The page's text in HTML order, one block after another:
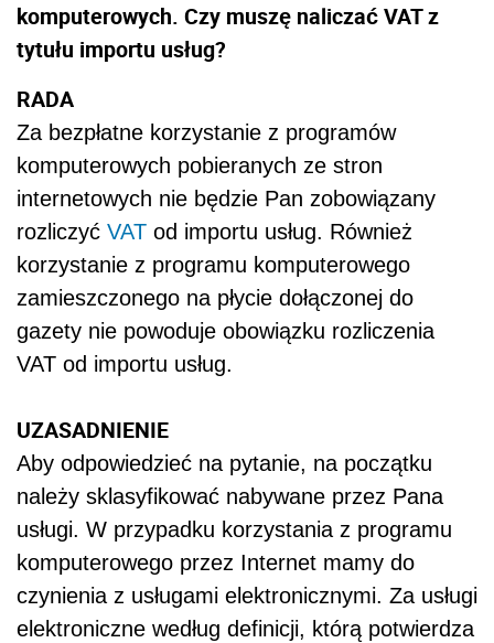
komputerowych. Czy muszę naliczać VAT z
tytułu importu usług?
RADA
Za bezpłatne korzystanie z programów
komputerowych pobieranych ze stron
internetowych nie będzie Pan zobowiązany
rozliczyć VAT od importu usług. Również
korzystanie z programu komputerowego
zamieszczonego na płycie dołączonej do
gazety nie powoduje obowiązku rozliczenia
VAT od importu usług.
UZASADNIENIE
Aby odpowiedzieć na pytanie, na początku
należy sklasyfikować nabywane przez Pana
usługi. W przypadku korzystania z programu
komputerowego przez Internet mamy do
czynienia z usługami elektronicznymi. Za usługi
elektroniczne według definicji, którą potwierdza